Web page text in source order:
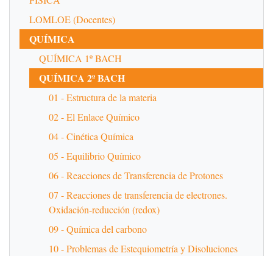
LOMLOE (Docentes)
QUÍMICA
QUÍMICA 1º BACH
QUÍMICA 2º BACH
01 - Estructura de la materia
02 - El Enlace Químico
04 - Cinética Química
05 - Equilibrio Químico
06 - Reacciones de Transferencia de Protones
07 - Reacciones de transferencia de electrones.
Oxidación-reducción (redox)
09 - Química del carbono
10 - Problemas de Estequiometría y Disoluciones